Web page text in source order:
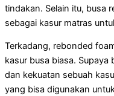
tindakan. Selain itu, busa
sebagai kasur matras
Terkadang, rebonded
kasur busa biasa.
dan kekuatan sebuah
yang bisa digunakan